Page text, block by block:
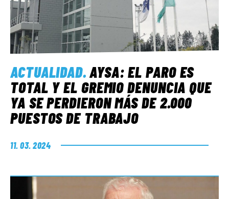
ACTUALIDAD.AYSA: EL PARO ES
TOTAL Y EL GREMIO DENUNCIA QUE
YA SE PERDIERON MÁS DE 2.000
PUESTOS DE TRABAJO
11. 03. 2024